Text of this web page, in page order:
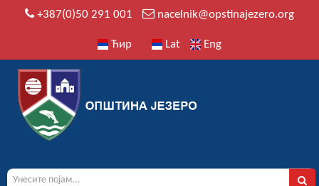
+387(0)50 291 001 nacelnik@opstinajezero.org
Ћир Lat Eng